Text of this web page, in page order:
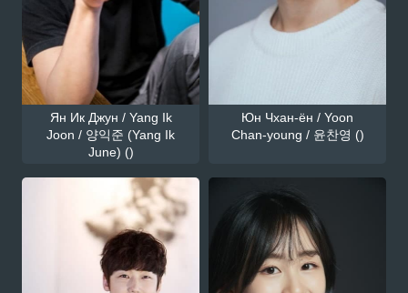
Ян Ик Джун / Yang Ik
Joon / 양익준 (Yang Ik
June) ()
Юн Чхан-ён / Yoon
Chan-young / 윤찬영 ()